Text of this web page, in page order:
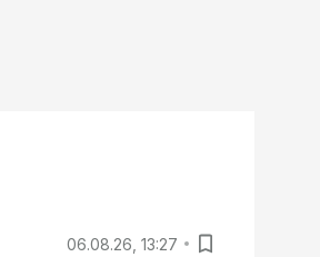
06.08.26, 13:27